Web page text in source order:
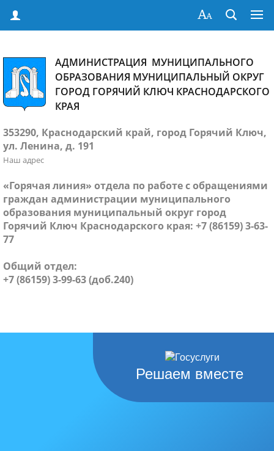
АДМИНИСТРАЦИЯ МУНИЦИПАЛЬНОГО
ОБРАЗОВАНИЯ МУНИЦИПАЛЬНЫЙ ОКРУГ
ГОРОД ГОРЯЧИЙ КЛЮЧ КРАСНОДАРСКОГО
КРАЯ
353290, Краснодарский край, город Горячий Ключ,
ул. Ленина, д. 191
Наш адрес
«Горячая линия» отдела по работе с обращениями
граждан администрации муниципального
образования муниципальный округ город
Горячий Ключ Краснодарского края: +7 (86159) 3-63-
77
Общий отдел:
+7 (86159) 3-99-63 (доб.240)
Решаем вместе